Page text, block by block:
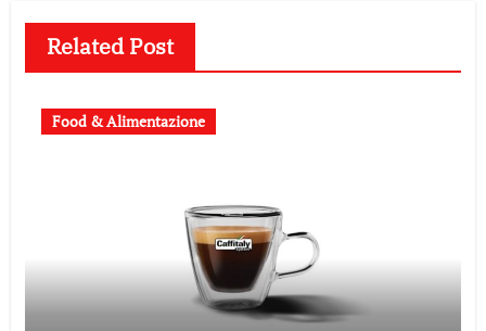
Related Post
Food & Alimentazione